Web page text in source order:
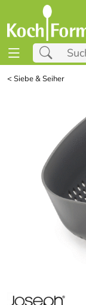
<Siebe & Seiher